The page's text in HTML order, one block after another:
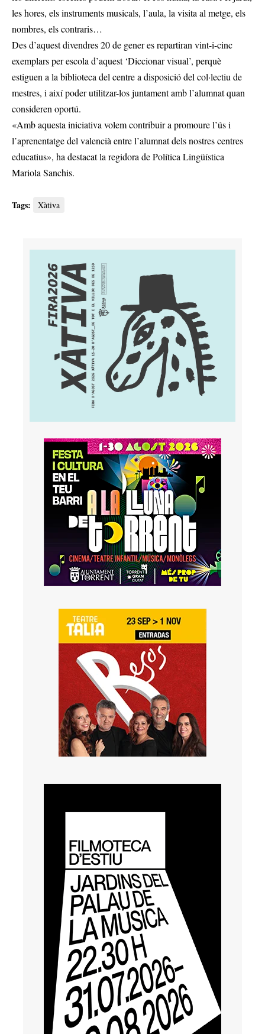
les hores, els instruments musicals, l’aula, la visita al metge, els
nombres, els contraris…
Des d’aquest divendres 20 de gener es repartiran vint-i-cinc
exemplars per escola d’aquest ‘Diccionar visual’, perquè
estiguen a la biblioteca del centre a disposició del col·lectiu de
mestres, i així poder utilitzar-los juntament amb l’alumnat quan
consideren oportú.
«Amb aquesta iniciativa volem contribuir a promoure l’ús i
l’aprenentatge del valencià entre l’alumnat dels nostres centres
educatius», ha destacat la regidora de Política Lingüística
Mariola Sanchis.
Tags: Xàtiva